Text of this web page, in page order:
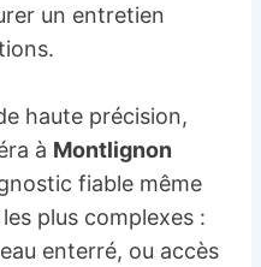
un entretien
haute précision,
à Montlignon
fiable même
plus complexes :
enterré, ou accès